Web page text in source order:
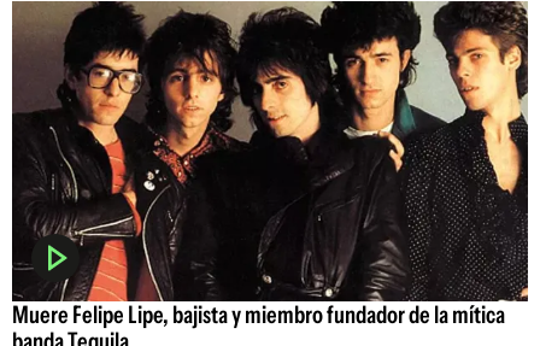
Muere Felipe Lipe, bajista y miembro fundador de la mítica